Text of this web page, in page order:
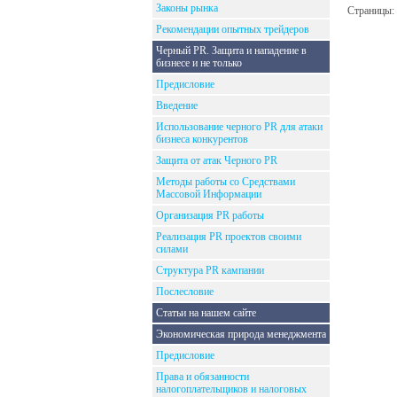
Законы рынка
Рекомендации опытных трейдеров
Черный PR. Защита и нападение в
бизнесе и не только
Предисловие
Введение
Использование черного PR для атаки
бизнеса конкурентов
Защита от атак Черного PR
Методы работы со Средствами
Массовой Информации
Организация PR работы
Реализация PR проектов своими
силами
Структура PR кампании
Послесловие
Статьи на нашем сайте
Экономическая природа менеджмента
Предисловие
Права и обязанности
налогоплательщиков и налоговых
Страницы: